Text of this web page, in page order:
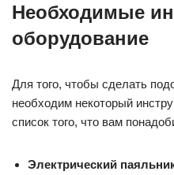
Необходимые
оборудование
Для того, чтобы сделать
необходим некоторый
список того, что вам
Электрический